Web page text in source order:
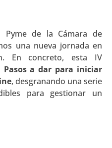
Pyme de la Cámara de
una nueva jornada en
En concreto, esta IV
Pasos a dar para iniciar
, desgranando una serie
para gestionar un